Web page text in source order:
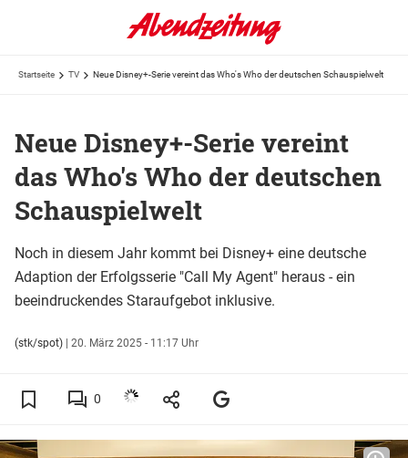
Startseite TV Neue Disney+-Serie vereint das Who's Who der deutschen Schauspielwelt
Neue Disney+-Serie vereint
das Who's Who der deutschen
Schauspielwelt
Noch in diesem Jahr kommt bei Disney+ eine deutsche
Adaption der Erfolgsserie "Call My Agent" heraus - ein
beeindruckendes Staraufgebot inklusive.
(stk/spot) | 20. März 2025 - 11:17 Uhr
0